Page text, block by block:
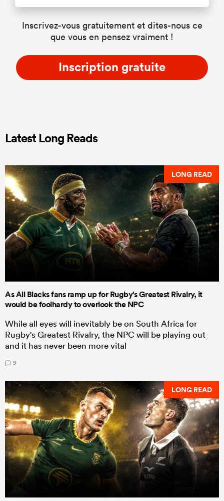
Inscrivez-vous gratuitement et dites-nous ce
que vous en pensez vraiment !
Inscription gratuite
Latest Long Reads
LONG READ
As All Blacks fans ramp up for Rugby's Greatest Rivalry, it
would be foolhardy to overlook the NPC
While all eyes will inevitably be on South Africa for
Rugby's Greatest Rivalry, the NPC will be playing out
and it has never been more vital
9
LONG READ